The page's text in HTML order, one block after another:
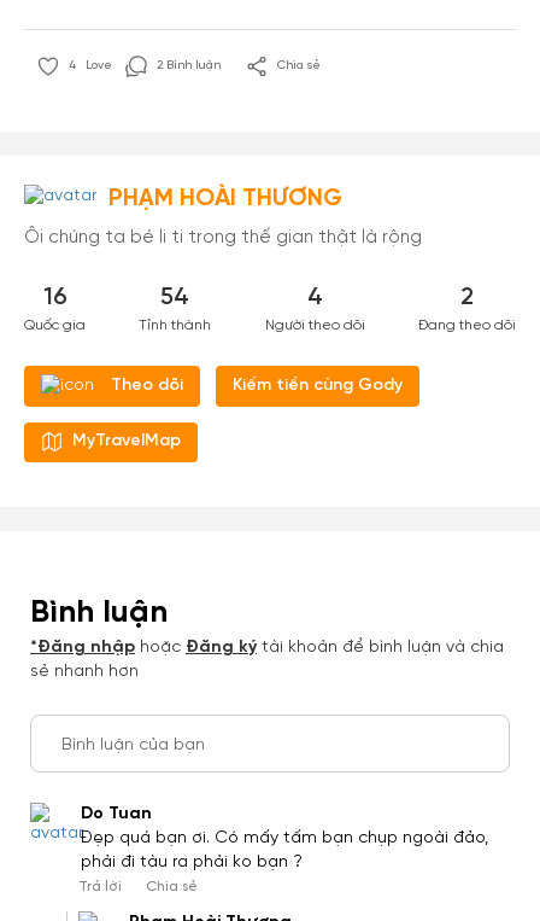
4 Love 2 Bình luận Chia sẻ
PHẠM HOÀI THƯƠNG
Ôi chúng ta bé li ti trong thế gian thật là rộng
16
Quốc gia
54
Tỉnh thành
4
Người theo dõi
2
Đang theo dõi
Theo dõi Kiếm tiền cùng Gody
MyTravelMap
Bình luận
*Đăng nhập hoặc Đăng ký tài khoản để bình luận và chia
sẻ nhanh hơn
Bình luận của bạn
Do Tuan
Đẹp quá bạn ơi. Có mấy tấm bạn chụp ngoài đảo,
phải đi tàu ra phải ko bạn ?
Trả lời Chia sẻ
Tạo tài khoản nhanh - nhận nhiều
Tạo tài khoản để có thểnhận ngay các ưu đãi